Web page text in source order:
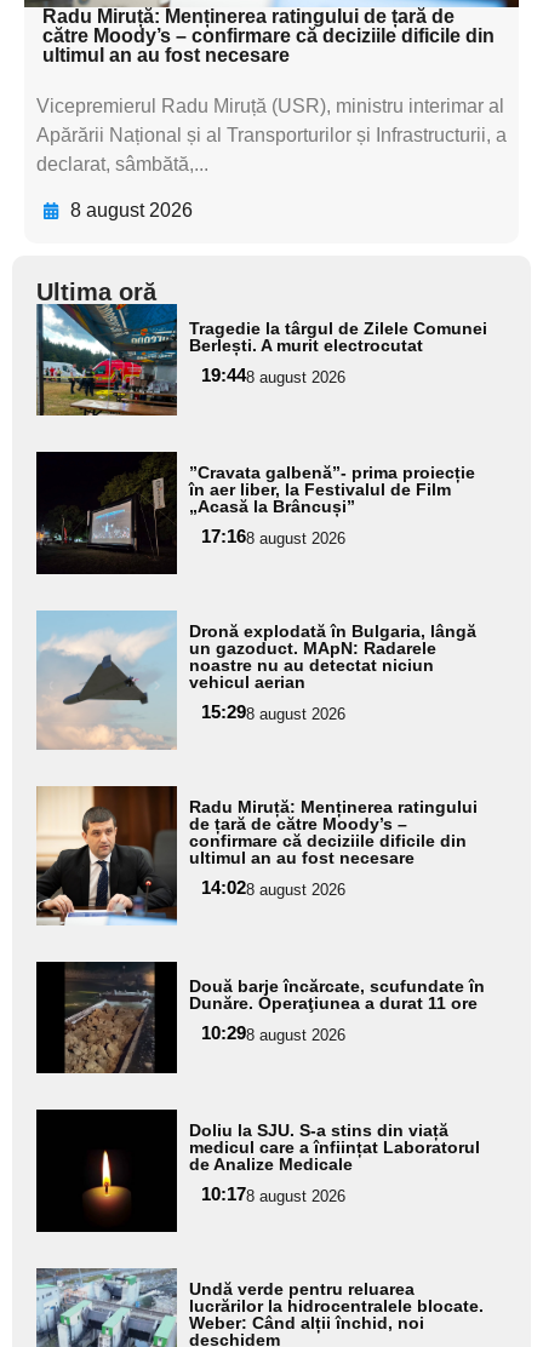
Radu Miruță: Menținerea ratingului de țară de
către Moody’s – confirmare că deciziile dificile din
ultimul an au fost necesare
Vicepremierul Radu Miruță (USR), ministru interimar al
Apărării Național și al Transporturilor și Infrastructurii, a
declarat, sâmbătă,...
8 august 2026
Ultima oră
Adaugă
aici textul
pentru
subtitlu
Tragedie la târgul de Zilele Comunei
Berlești. A murit electrocutat
19:448 august 2026
Adaugă
aici textul
pentru
subtitlu
”Cravata galbenă”- prima proiecție
în aer liber, la Festivalul de Film
„Acasă la Brâncuși”
17:168 august 2026
Adaugă
aici textul
pentru
subtitlu
Dronă explodată în Bulgaria, lângă
un gazoduct. MApN: Radarele
noastre nu au detectat niciun
vehicul aerian
15:298 august 2026
Adaugă
aici textul
pentru
subtitlu
Radu Miruță: Menținerea ratingului
de țară de către Moody’s –
confirmare că deciziile dificile din
ultimul an au fost necesare
14:028 august 2026
Adaugă
aici textul
pentru
subtitlu
Două barje încărcate, scufundate în
Dunăre. Operaţiunea a durat 11 ore
10:298 august 2026
aici textul
pentru
subtitlu
Doliu la SJU. S-a stins din viață
medicul care a înființat Laboratorul
de Analize Medicale
10:178 august 2026
Adaugă
aici textul
pentru
Undă verde pentru reluarea
lucrărilor la hidrocentralele blocate.
Weber: Când alții închid, noi
deschidem